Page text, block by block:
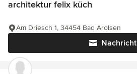
architektur felix küch
Nachricht
Am Driesch 1, 34454 Bad Arolsen